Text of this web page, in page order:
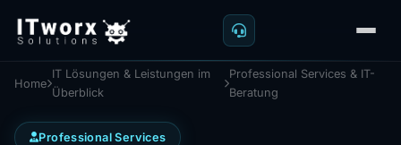
Home
IT Lösungen & Leistungen im
Überblick
Professional Services & IT-
Beratung
Professional Services